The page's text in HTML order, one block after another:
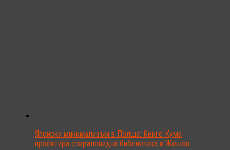
Японски минимализъм в Полша: Кенго Кума
проектира спираловидна библиотека в Жешов